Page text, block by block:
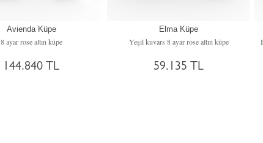
Avienda Küpe
8 ayar rose altın küpe
144.840 TL
Elma Küpe
Yeşil kuvars 8 ayar rose altın küpe
59.135 TL